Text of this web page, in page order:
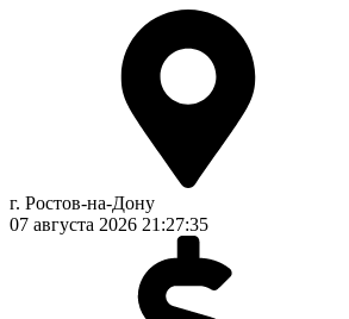
г. Ростов-на-Дону
07 августа 2026 21:27:36